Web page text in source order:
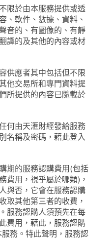
限於由本服務提供或透
、軟件、數據、資料、
音的、有圖像的、有靜
譯的及其他的內容或材
供應者其中包括但不限
他交易所和專門資料提
所提供的內容已隨載於
何由天滙財經發給服務
名稱及密碼，藉此登入
期的服務認購費用 (包括
費用，視乎屬於哪類) ，
與否，它會在服務認購
取其他第三者的收費，
服務認購人須預先在每
費用，藉此，服務認購
服務。特此聲明，服務認